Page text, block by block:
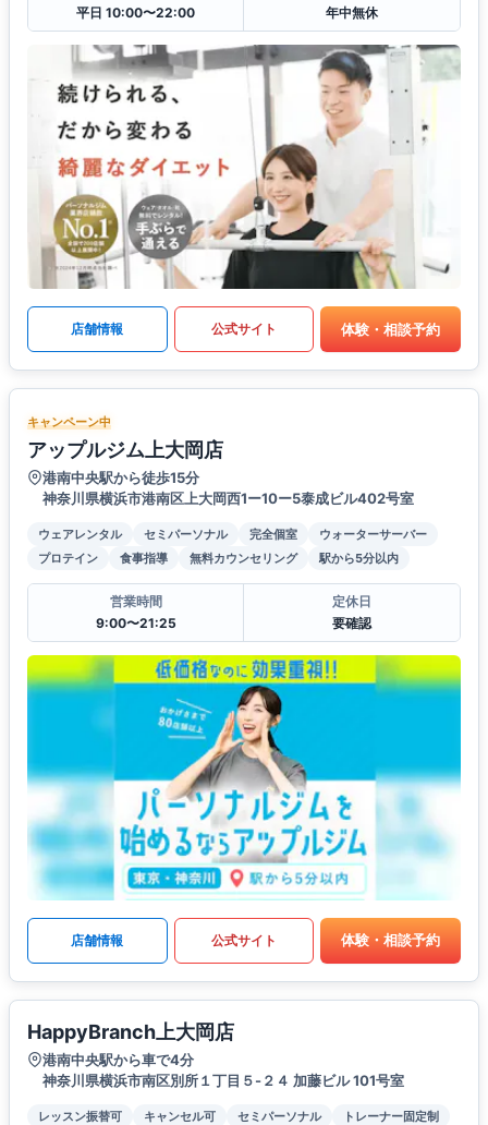
平日 10:00〜22:00
年中無休
店舗情報 公式サイト 体験・相談予約
キャンペーン中
アップルジム上大岡店
港南中央駅から徒歩15分
神奈川県横浜市港南区上大岡西1ー10ー5泰成ビル402号室
ウェアレンタル セミパーソナル 完全個室
ウォーターサーバー
プロテイン
食事指導 無料カウンセリング 駅から5分以内
営業時間
9:00〜21:25
定休日
要確認
店舗情報 公式サイト 体験・相談予約
HappyBranch上大岡店
港南中央駅から車で4分
神奈川県横浜市南区別所１丁目５-２４ 加藤ビル 101号室
レッスン振替可 キャンセル可 セミパーソナル
トレーナー固定制